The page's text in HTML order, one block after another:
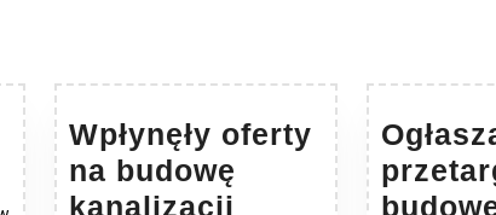
Wpłynęły oferty
na budowę
kanalizacji Wpłynęły